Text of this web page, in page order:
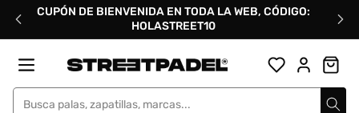
directamente
CUPÓN DE BIENVENIDA EN TODA LA WEB, CÓDIGO:
HOLASTREET10
Street Padel